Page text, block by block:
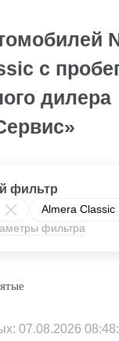
с
дилера
Almera Classic
фильтра
фильтр
07.08.2026